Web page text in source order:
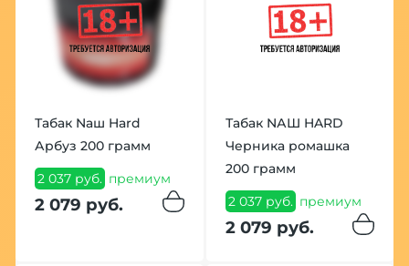
Табак Nаш Hard
Арбуз 200 грамм
2 037 руб. премиум
2 079 руб.
Табак NАШ HARD
Черника ромашка
200 грамм
2 037 руб. премиум
2 079 руб.